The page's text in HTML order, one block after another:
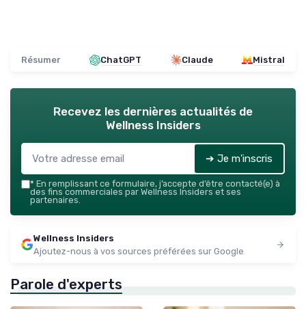
Résumer ChatGPT Claude Mistral
Recevez les dernières actualités de
Wellness Insiders
➔ Je m'inscris
* En remplissant ce formulaire, j’accepte d’être contacté(e) à
des fins commerciales par Wellness Insiders et ses
partenaires.
Wellness Insiders
Ajoutez-nous à vos sources préférées sur Google
Parole d'experts